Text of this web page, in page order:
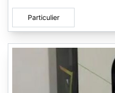
Particulier